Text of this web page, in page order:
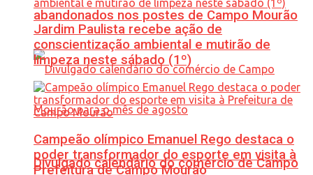
abandonados nos postes de Campo Mourão
Divulgado calendário do comércio de Campo
Jardim Paulista recebe ação de
conscientização ambiental e mutirão de
limpeza neste sábado (1º)
Campeão olímpico Emanuel Rego destaca o
poder transformador do esporte em visita à
Prefeitura de Campo Mourão